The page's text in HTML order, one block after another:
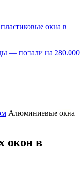
окна в
— попали на 280.000
Алюминиевые окна
окон в